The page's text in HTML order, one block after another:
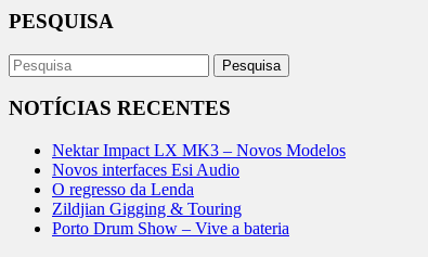
PESQUISA
NOTÍCIAS RECENTES
Nektar Impact LX MK3 – Novos Modelos
Novos interfaces Esi Audio
O regresso da Lenda
Zildjian Gigging & Touring
Porto Drum Show – Vive a bateria